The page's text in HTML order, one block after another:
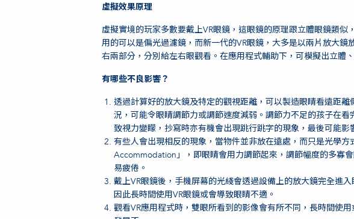
虛擬效果原理
虛擬實境的玩家多數要戴上VR眼鏡，這眼鏡的原理跟立體眼鏡類
用的可以是偏光過濾鏡，而新一代的VR眼鏡，大多是以兩片放大
右兩部分，分別給左右眼觀看。在應用程式輔助下，可模擬出立體
有哪些不良影響？
透過計算好的放大鏡及特定的觀視距離，可以製造眼睛看遠距
況，可能令眼睛調節力或調節速度減弱。調節力不足的孩子在
致視力變矇，抄寫時亦有機會出現跳行跳字的現象，最後可能影
有些人會出現相反的現象，當物件並非放在遠處，而只是光學
Accommodation」，即眼睛會用力調節起來，調節幅度的多寡
易疲倦。
戴上VR眼鏡後，手機屏幕的光綫會透過設備上的放大鏡完全進
因此長時間使用VR眼鏡或會導致眼睛不適。
觀看VR應用程式時，雙眼所看到的影像會有所不同，長時間使